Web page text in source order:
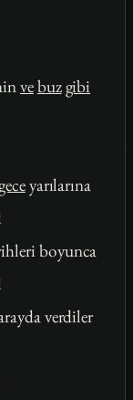
vebuzgibi
yarılarına
boyunca
verdiler